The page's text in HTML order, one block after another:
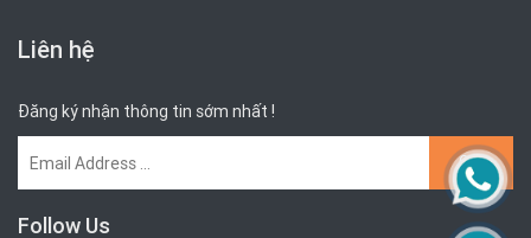
Liên hệ
Đăng ký nhận thông tin sớm nhất !
Follow Us